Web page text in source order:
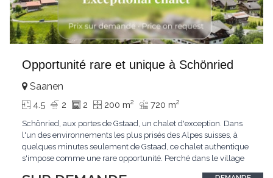
Opportunité rare et unique à Schönried
Saanen
4.5 2 2 200 m2 720 m2
Schönried, aux portes de Gstaad, un chalet d'exception. Dans
l'un des environnements les plus prisés des Alpes suisses, à
quelques minutes seulement de Gstaad, ce chalet authentique
s'impose comme une rare opportunité. Perché dans le village